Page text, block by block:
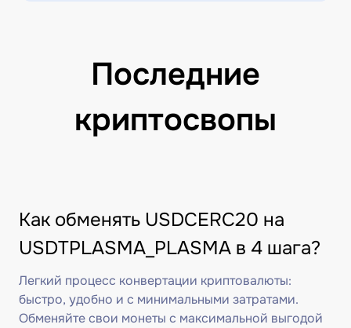
Последние
криптосвопы
Как обменять USDCERC20 на
USDTPLASMA_PLASMA в 4 шага?
Легкий процесс конвертации криптовалюты:
быстро, удобно и с минимальными затратами.
Обменяйте свои монеты с максимальной выгодой